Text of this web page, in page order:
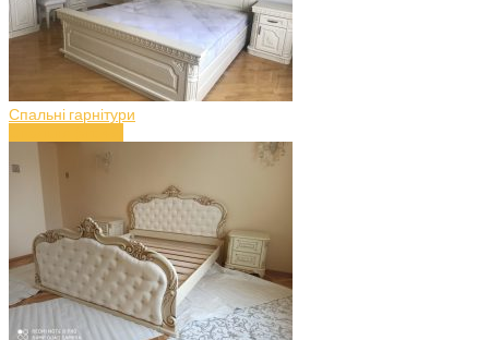
Спальні гарнітури